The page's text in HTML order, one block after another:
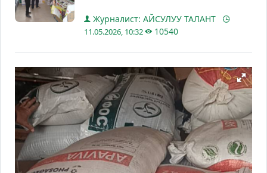
Журналист: АЙСУЛУУ ТАЛАНТ
11.05.2026, 10:32 10540